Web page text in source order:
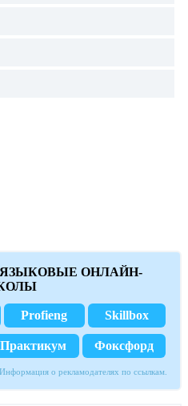
ОНЛАЙН-
Profieng Skillbox
Фоксфорд
о рекламодателях по ссылкам.